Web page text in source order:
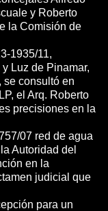
y Roberto
la Comisión de
1935/11,
Luz de Pinamar,
se consultó en
el Arq. Roberto
precisiones en la
07 red de agua
Autoridad del
en la
judicial que
para un